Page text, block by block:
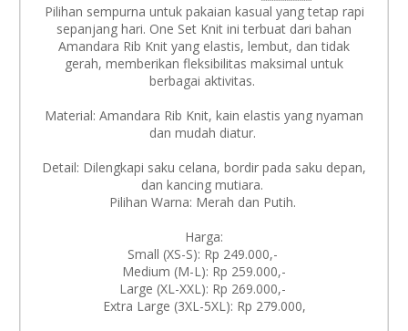
Pilihan sempurna untuk pakaian kasual yang tetap rapi
sepanjang hari. One Set Knit ini terbuat dari bahan
Amandara Rib Knit yang elastis, lembut, dan tidak
gerah, memberikan fleksibilitas maksimal untuk
berbagai aktivitas.
Material: Amandara Rib Knit, kain elastis yang nyaman
dan mudah diatur.
Detail: Dilengkapi saku celana, bordir pada saku depan,
dan kancing mutiara.
Pilihan Warna: Merah dan Putih.
Harga:
Small (XS-S): Rp 249.000,-
Medium (M-L): Rp 259.000,-
Large (XL-XXL): Rp 269.000,-
Extra Large (3XL-5XL): Rp 279.000,